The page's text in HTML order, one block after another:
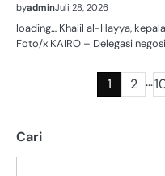
byadminJuli 28, 2026
loading… Khalil al-Hayya,
Foto/x KAIRO – Delegasi
1 2 …
Cari